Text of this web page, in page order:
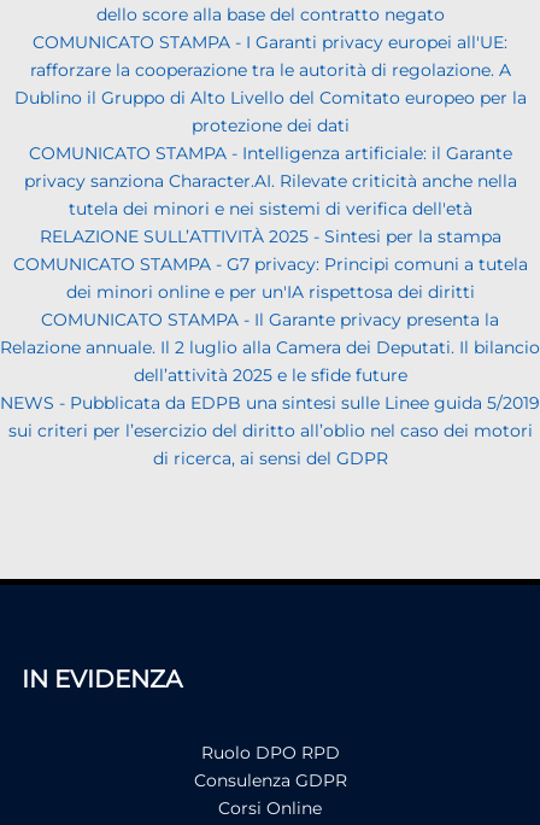
dello score alla base del contratto negato
COMUNICATO STAMPA - I Garanti privacy europei all'UE:
rafforzare la cooperazione tra le autorità di regolazione. A
Dublino il Gruppo di Alto Livello del Comitato europeo per la
protezione dei dati
COMUNICATO STAMPA - Intelligenza artificiale: il Garante
privacy sanziona Character.AI. Rilevate criticità anche nella
tutela dei minori e nei sistemi di verifica dell'età
RELAZIONE SULL’ATTIVITÀ 2025 - Sintesi per la stampa
COMUNICATO STAMPA - G7 privacy: Principi comuni a tutela
dei minori online e per un'IA rispettosa dei diritti
COMUNICATO STAMPA - Il Garante privacy presenta la
Relazione annuale. Il 2 luglio alla Camera dei Deputati. Il bilancio
dell’attività 2025 e le sfide future
NEWS - Pubblicata da EDPB una sintesi sulle Linee guida 5/2019
sui criteri per l’esercizio del diritto all’oblio nel caso dei motori
di ricerca, ai sensi del GDPR
IN EVIDENZA
Ruolo DPO RPD
Consulenza GDPR
Corsi Online